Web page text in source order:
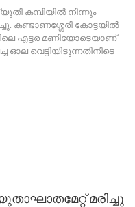
കമ്പിയിൽ നിന്നും
കണ്ടാണശ്ശേരി കോട്ടയിൽ
എട്ടര മണിയോടെയാണ്
ഓല വെട്ടിയിടുന്നതിനിടെ
മരിച്ചു